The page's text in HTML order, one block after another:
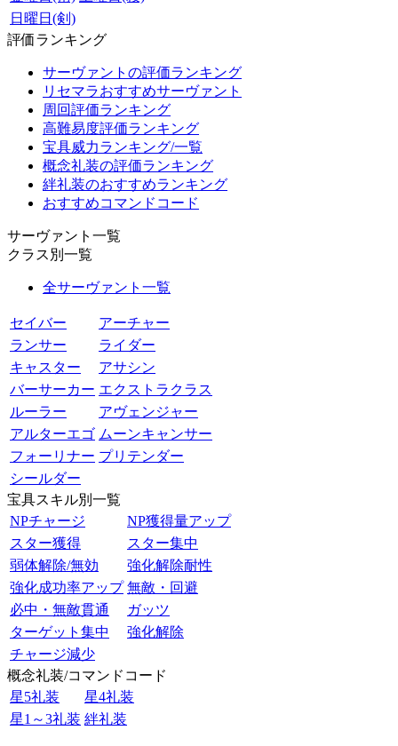
日曜日(剣)
評価ランキング
サーヴァントの評価ランキング
リセマラおすすめサーヴァント
周回評価ランキング
高難易度評価ランキング
宝具威力ランキング/一覧
概念礼装の評価ランキング
絆礼装のおすすめランキング
おすすめコマンドコード
サーヴァント一覧
クラス別一覧
全サーヴァント一覧
セイバー
アーチャー
ランサー
ライダー
キャスター
アサシン
バーサーカー エクストラクラス
ルーラー
アヴェンジャー
アルターエゴ ムーンキャンサー
フォーリナー プリテンダー
シールダー
宝具スキル別一覧
NPチャージ
NP獲得量アップ
スター獲得
スター集中
弱体解除/無効
強化解除耐性
強化成功率アップ 無敵・回避
必中・無敵貫通
ガッツ
ターゲット集中
強化解除
チャージ減少
概念礼装/コマンドコード
星5礼装
星4礼装
星1～3礼装 絆礼装